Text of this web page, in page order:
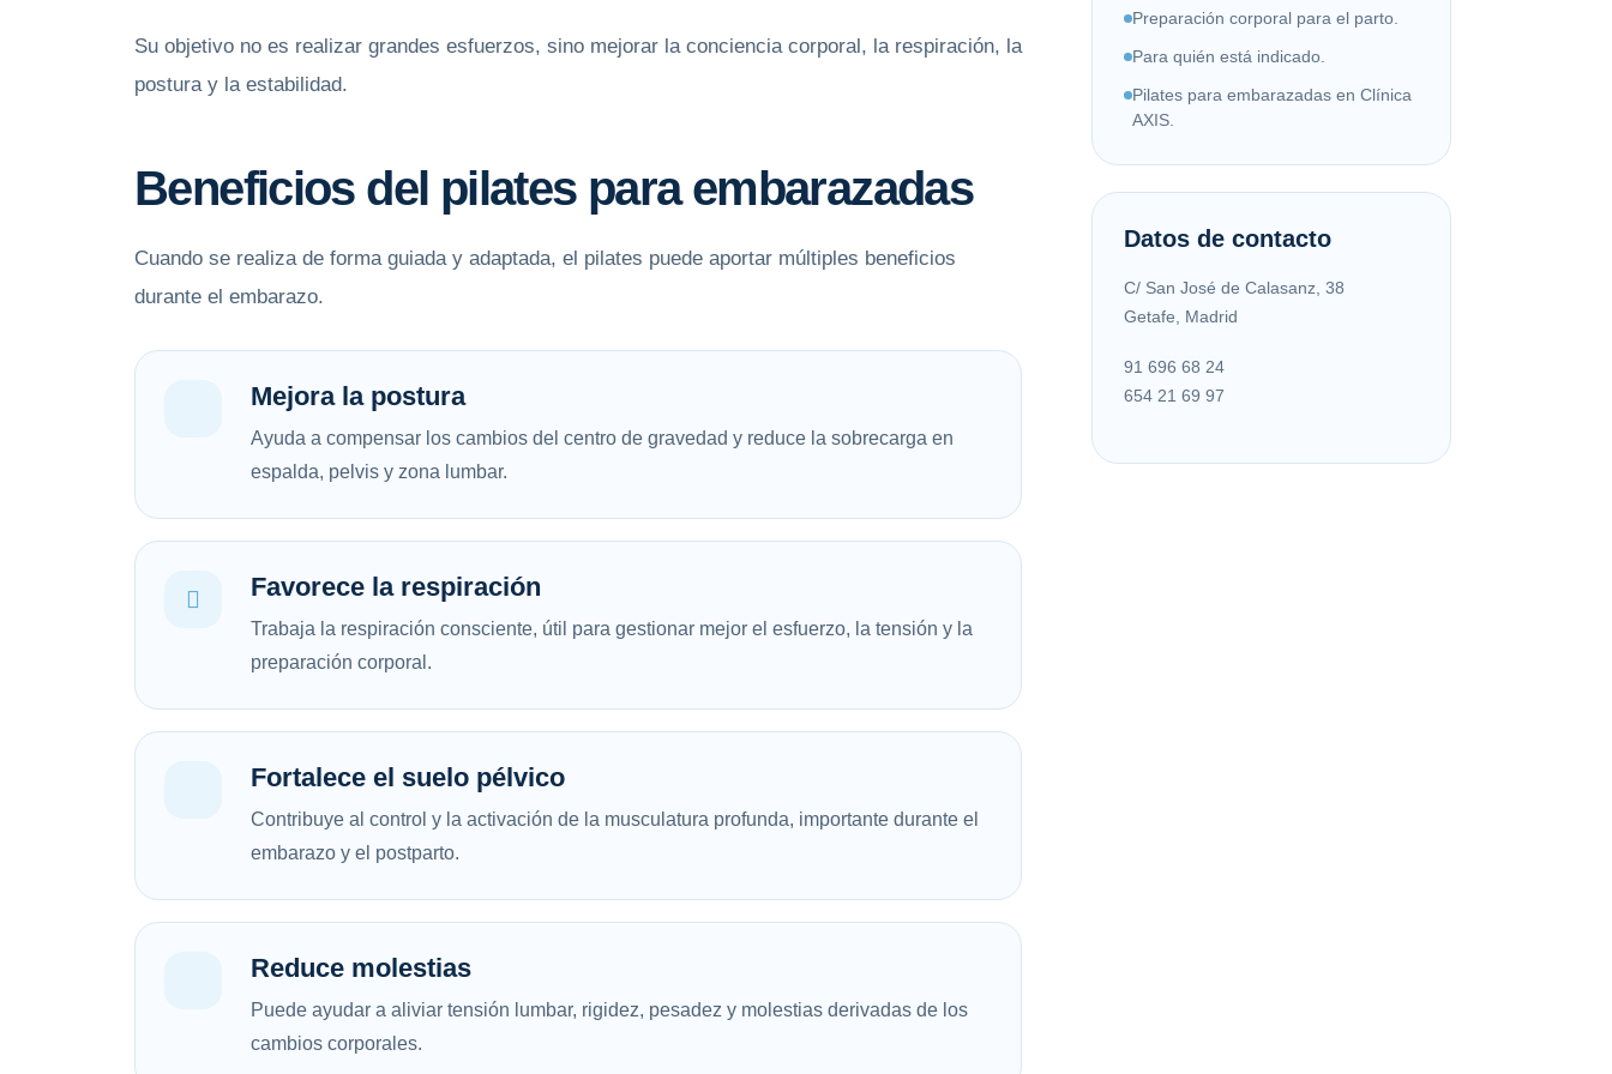
Su objetivo no es realizar grandes esfuerzos, sino mejorar la conciencia corporal, la respiración, la
postura y la estabilidad.
Beneficios del pilates para embarazadas
Cuando se realiza de forma guiada y adaptada, el pilates puede aportar múltiples beneficios
durante el embarazo.
Mejora la postura
Ayuda a compensar los cambios del centro de gravedad y reduce la sobrecarga en
espalda, pelvis y zona lumbar.
Favorece la respiración
Trabaja la respiración consciente, útil para gestionar mejor el esfuerzo, la tensión y la
preparación corporal.
Fortalece el suelo pélvico
Contribuye al control y la activación de la musculatura profunda, importante durante el
embarazo y el postparto.
Reduce molestias
Puede ayudar a aliviar tensión lumbar, rigidez, pesadez y molestias derivadas de los
cambios corporales.
Preparación corporal para el parto.
Para quién está indicado.
Pilates para embarazadas en Clínica
AXIS.
Datos de contacto
C/ San José de Calasanz, 38
Getafe, Madrid
91 696 68 24
654 21 69 97